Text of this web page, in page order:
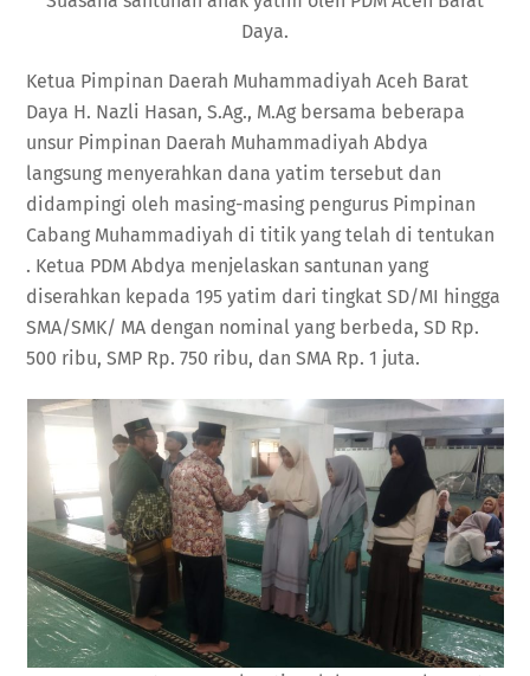
Daya.
Ketua Pimpinan Daerah Muhammadiyah Aceh Barat
Daya H. Nazli Hasan, S.Ag., M.Ag bersama beberapa
unsur Pimpinan Daerah Muhammadiyah Abdya
langsung menyerahkan dana yatim tersebut dan
didampingi oleh masing-masing pengurus Pimpinan
Cabang Muhammadiyah di titik yang telah di tentukan
. Ketua PDM Abdya menjelaskan santunan yang
diserahkan kepada 195 yatim dari tingkat SD/MI hingga
SMA/SMK/ MA dengan nominal yang berbeda, SD Rp.
500 ribu, SMP Rp. 750 ribu, dan SMA Rp. 1 juta.